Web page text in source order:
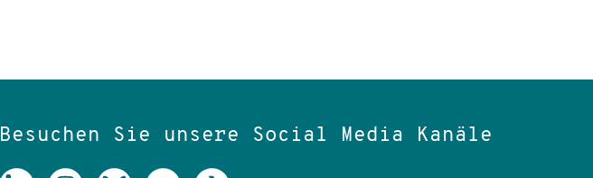
Besuchen Sie unsere Social Media Kanäle